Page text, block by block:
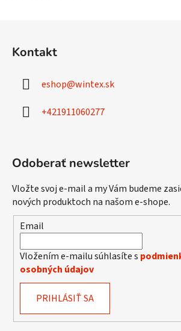
Kontakt
eshop@wintex.sk
+421911060277
Odoberať newsletter
Vložte svoj e-mail a my Vám budeme
nových produktoch na našom e-shope.
Email
Vložením e-mailu súhlasíte s
osobných údajov
PRIHLÁSIŤ SA